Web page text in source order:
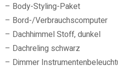
– Body-Styling-Paket
– Bord-/Verbrauchscomputer
– Dachhimmel Stoff, dunkel
– Dachreling schwarz
– Dimmer